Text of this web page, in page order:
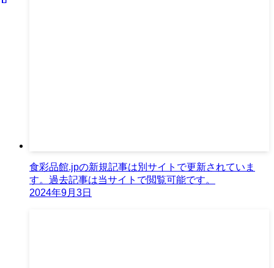
食彩品館.jpの新規記事は別サイトで更新されていま
す。過去記事は当サイトで閲覧可能です。
2024年9月3日